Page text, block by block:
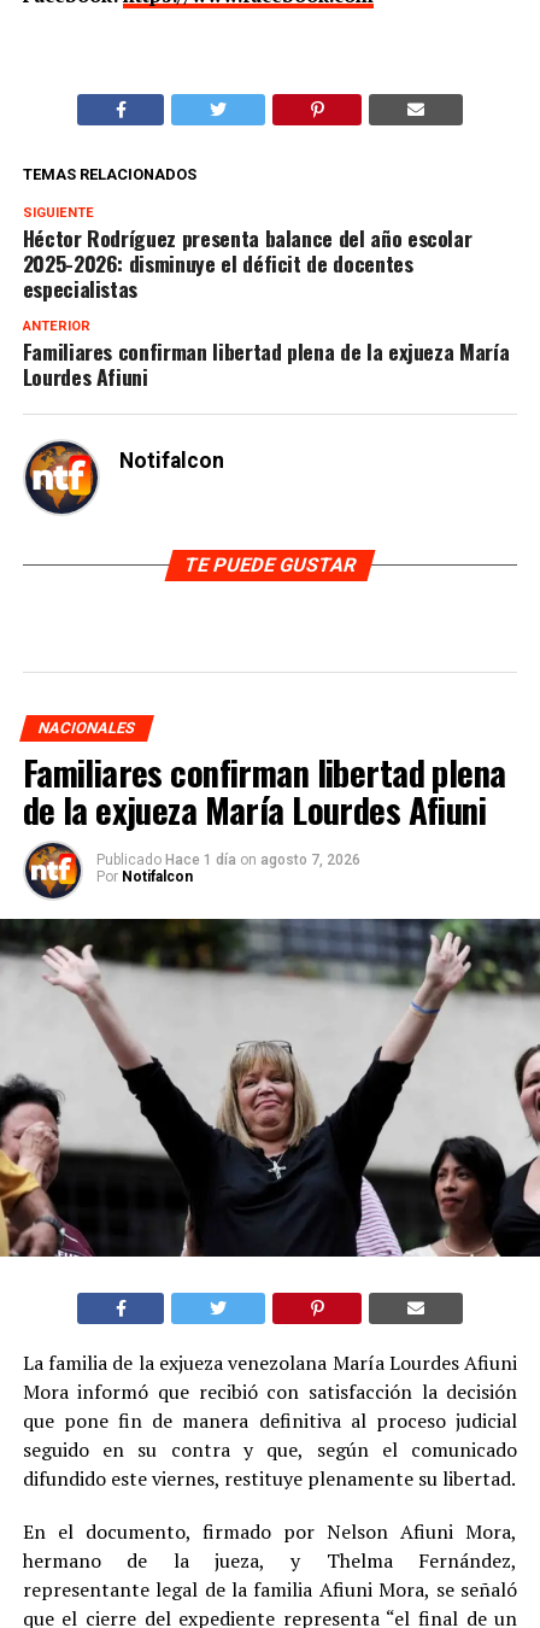
TEMAS RELACIONADOS
SIGUIENTE
Héctor Rodríguez presenta balance del año escolar
2025-2026: disminuye el déficit de docentes
especialistas
ANTERIOR
Familiares confirman libertad plena de la exjueza María
Lourdes Afiuni
Notifalcon
TE PUEDE GUSTAR
NACIONALES
Familiares confirman libertad plena
de la exjueza María Lourdes Afiuni
Publicado Hace 1 día on agosto 7, 2026
Por Notifalcon
La familia de la exjueza venezolana María Lourdes Afiuni
Mora informó que recibió con satisfacción la decisión
que pone fin de manera definitiva al proceso judicial
seguido en su contra y que, según el comunicado
difundido este viernes, restituye plenamente su libertad.
En el documento, firmado por Nelson Afiuni Mora,
hermano de la jueza, y Thelma Fernández,
representante legal de la familia Afiuni Mora, se señaló
que el cierre del expediente representa “el final de un